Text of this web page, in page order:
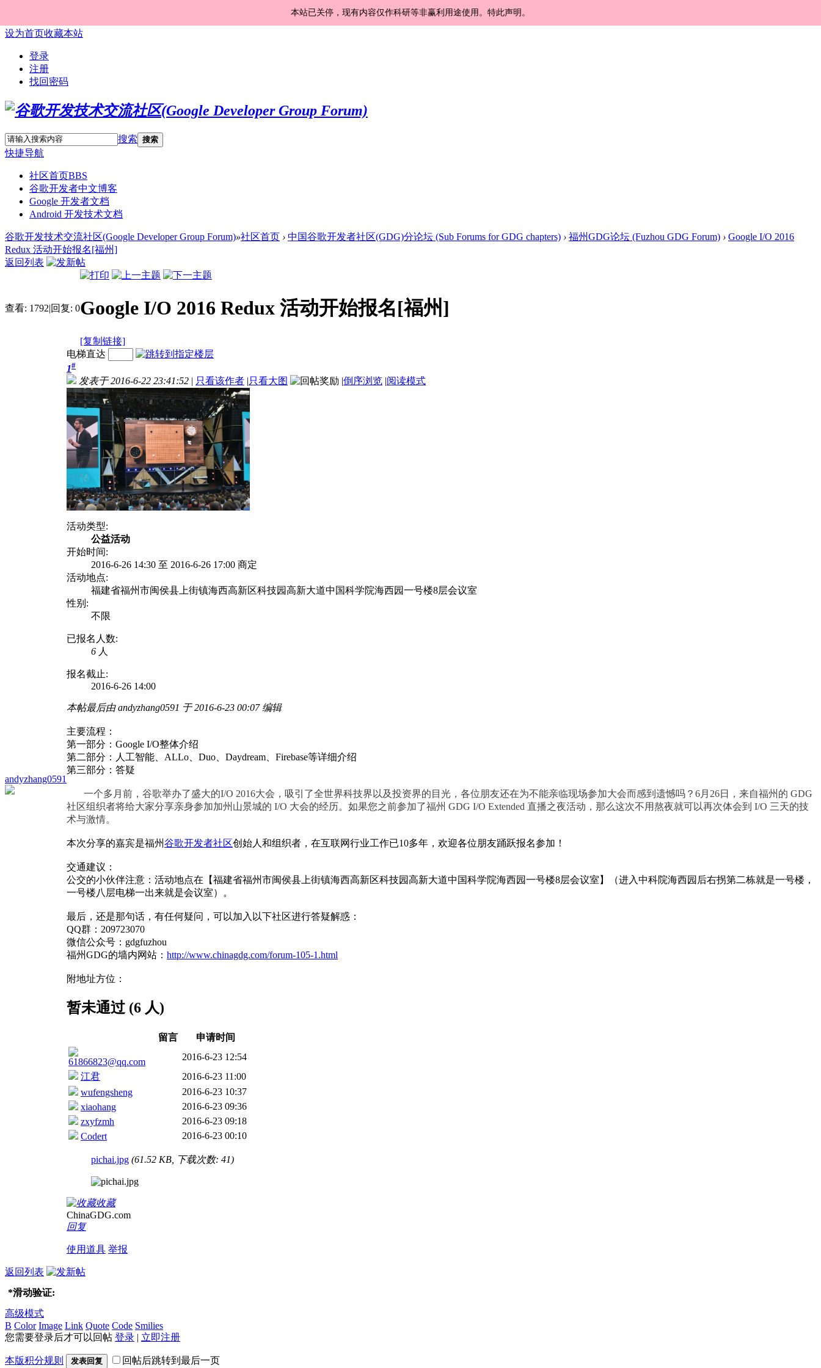
本站已关停，现有内容仅作科研等非赢利用途使用。特此声明。
设为首页收藏本站
登录
注册
找回密码
搜索 搜索
快捷导航
社区首页BBS
谷歌开发者中文博客
Google 开发者文档
Android 开发技术文档
谷歌开发技术交流社区(Google Developer Group Forum)»社区首页 › 中国谷歌开发者社区(GDG)分论坛 (Sub Forums for GDG chapters) › 福州GDG论坛 (Fuzhou GDG Forum) › Google I/O 2016
Redux 活动开始报名[福州]
返回列表
查看: 1792|回复: 0Google I/O 2016 Redux 活动开始报名[福州]
[复制链接]
andyzhang0591
电梯直达
1#
发表于 2016-6-22 23:41:52 | 只看该作者 |只看大图 |倒序浏览 |阅读模式
活动类型:
公益活动
开始时间:
2016-6-26 14:30 至 2016-6-26 17:00 商定
活动地点:
福建省福州市闽侯县上街镇海西高新区科技园高新大道中国科学院海西园一号楼8层会议室
性别:
不限
已报名人数:
6 人
报名截止:
2016-6-26 14:00
本帖最后由 andyzhang0591 于 2016-6-23 00:07 编辑
主要流程：
第一部分：Google I/O整体介绍
第二部分：人工智能、ALLo、Duo、Daydream、Firebase等详细介绍
第三部分：答疑
一个多月前，谷歌举办了盛大的I/O 2016大会，吸引了全世界科技界以及投资界的目光，各位朋友还在为不能亲临现场参加大会而感到遗憾吗？ 6月26日， 来自福州的 GDG
社区组织者将给大家分享亲身参加加州山景城的 I/O 大会的经历。 如果您之前参加了福州 GDG I/O Extended 直播之夜活动，那么这次不用熬夜就可以再次体会到 I/O 三天的技
术与激情。
本次分享的嘉宾是福州谷歌开发者社区创始人和组织者，在互联网行业工作已10多年，欢迎各位朋友踊跃报名参加！
交通建议：
公交的小伙伴注意：活动地点在【福建省福州市闽侯县上街镇海西高新区科技园高新大道中国科学院海西园一号楼8层会议室】（进入中科院海西园后右拐第二栋就是一号楼，
一号楼八层电梯一出来就是会议室）。
最后，还是那句话，有任何疑问，可以加入以下社区进行答疑解惑：
QQ群：209723070
微信公众号：gdgfuzhou
福州GDG的墙内网站： http://www.chinagdg.com/forum-105-1.html
附地址方位：
暂未通过 (6 人)
留言 申请时间
61866823@qq.com
2016-6-23 12:54
江君
2016-6-23 11:00
wufengsheng
2016-6-23 10:37
xiaohang
2016-6-23 09:36
zxyfzmh
2016-6-23 09:18
Codert
2016-6-23 00:10
pichai.jpg (61.52 KB, 下载次数: 41)
收藏
ChinaGDG.com
回复
使用道具 举报
返回列表
*滑动验证:
高级模式
B Color Image Link Quote Code Smilies
您需要登录后才可以回帖 登录 | 立即注册
本版积分规则 发表回复 回帖后跳转到最后一页